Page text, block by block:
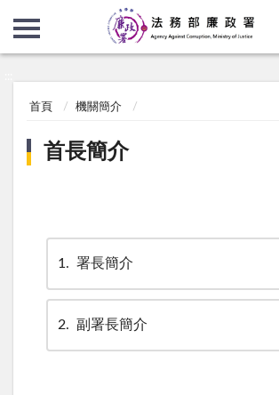
首頁 機關簡介
首長簡介
1 署長簡介
2 副署長簡介